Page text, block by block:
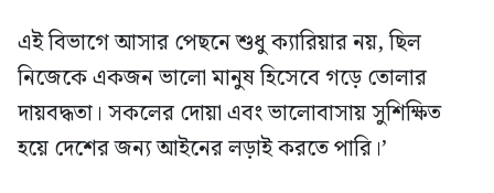
এই বিভাগে আসার পেছনে শুধু ক্যারিয়ার নয়, ছিল
নিজেকে একজন ভালো মানুষ হিসেবে গড়ে তোলার
দায়বদ্ধতা। সকলের দোয়া এবং ভালোবাসায় সুশিক্ষিত
হয়ে দেশের জন্য আইনের লড়াই করতে পারি।’